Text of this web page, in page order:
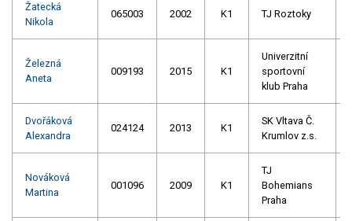
Žatecká
Nikola
065003 2002 K1 TJ Roztoky
Železná
Aneta
009193 2015 K1
Univerzitní
sportovní
klub Praha
Dvořáková
Alexandra
024124 2013 K1
SK Vltava Č.
Krumlov z.s.
Nováková
Martina
001096 2009 K1
TJ
Bohemians
Praha